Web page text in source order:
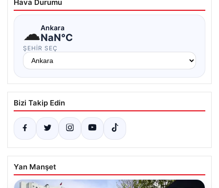
Hava Durumu
☁Ankara
NaN°C
ŞEHIR SEÇ
Bizi Takip Edin
Yan Manşet